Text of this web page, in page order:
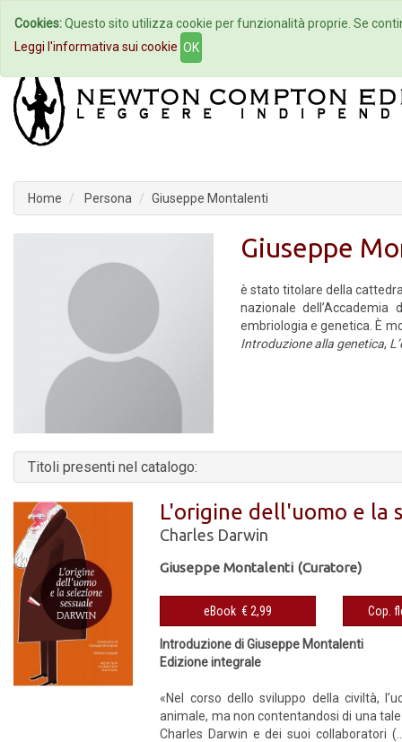
Home Autori Eventi
Home Persona Giuseppe Montalenti
Giuseppe
è stato titolare della
nazionale
embriologia e genetica. È
Introduzione alla genetica,
Titoli presenti nel catalogo:
L'origine dell'uomo e la
Charles Darwin
Giuseppe Montalenti (Curatore)
eBook € 2,99
Introduzione di Giuseppe Montalenti
Edizione integrale
«Nel corso dello sviluppo della civiltà,
animale, ma non contentandosi di una
Charles Darwin e dei suoi collaboratori
Cookies:Questo sito utilizza cookie per funzionalità proprie. Se
Leggi l'informativa sui cookie OK